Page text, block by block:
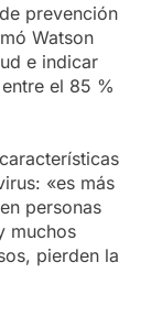
prevención
Watson
e indicar
el 85 %
«es más
personas
muchos
pierden la